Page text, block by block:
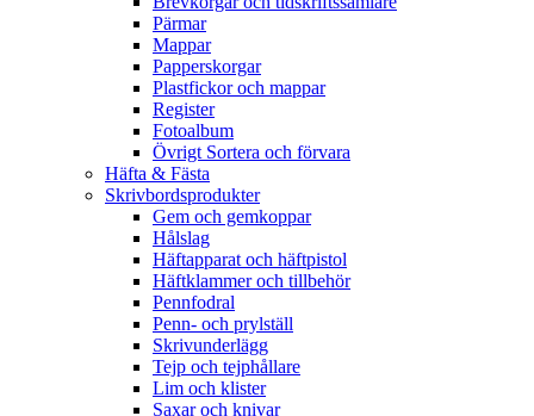
Pärmar
Mappar
Papperskorgar
Plastfickor och mappar
Register
Fotoalbum
Övrigt Sortera och förvara
Häfta & Fästa
Skrivbordsprodukter
Gem och gemkoppar
Hålslag
Häftapparat och häftpistol
Häftklammer och tillbehör
Pennfodral
Penn- och prylställ
Skrivunderlägg
Tejp och tejphållare
Lim och klister
Saxar och knivar